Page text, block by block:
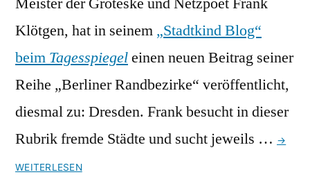
Klötgen, hat in seinem „Stadtkind Blog“
beim Tagesspiegeleinen neuen Beitrag seiner
Reihe „Berliner Randbezirke“ veröffentlicht,
diesmal zu: Dresden. Frank besucht in dieser
Rubrik fremde Städte und sucht jeweils … →
WEITERLESEN